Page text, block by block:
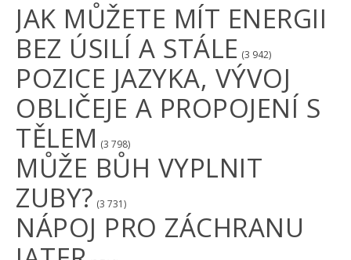
JAK MŮŽETE MÍT ENERGII
BEZ ÚSILÍ A STÁLE (3 942)
POZICE JAZYKA, VÝVOJ
OBLIČEJE A PROPOJENÍ S
TĚLEM (3 798)
MŮŽE BŮH VYPLNIT
ZUBY? (3 731)
NÁPOJ PRO ZÁCHRANU